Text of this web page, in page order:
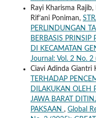
Rayi Kharisma
Rif’ani Poniman,
PERLINDUNGAN
BERBASIS
DI KECAMATAN
Journal: Vol. 2 No. 2
Ciavi Adinda Giantri
TERHADAP
DILAKUKAN OLEH
JAWA BARAT
PAKSAAN , Global